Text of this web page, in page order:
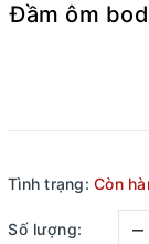
Đầm ôm
Tình trạng: Còn
Số lượng: –